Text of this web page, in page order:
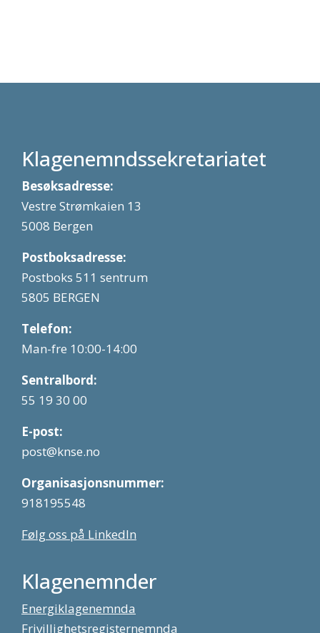
Klagenemndssekretariatet
Besøksadresse:
Vestre Strømkaien 13
5008 Bergen
Postboksadresse:
Postboks 511 sentrum
5805 BERGEN
Telefon:
Man-fre 10:00-14:00
Sentralbord:
55 19 30 00
E-post:
post@knse.no
Organisasjonsnummer:
918195548
Følg oss på LinkedIn
Klagenemnder
Energiklagenemnda
Frivillighetsregisternemnda